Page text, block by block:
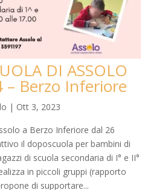
DI ASSOLO
– Berzo Inferiore
| Ott 3, 2023
a Berzo Inferiore dal 26
il doposcuola per bambini di
di scuola secondaria di I° e II°
in piccoli gruppi (rapporto
di supportare...